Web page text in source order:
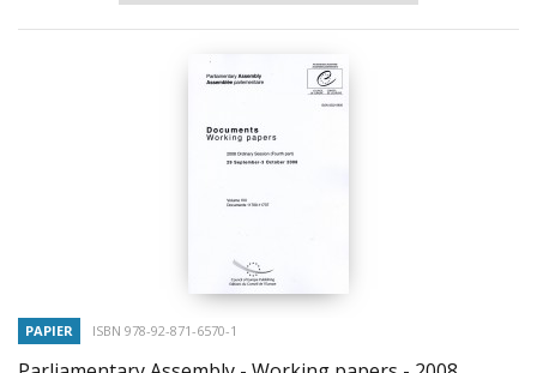
PAPIER ISBN 978-92-871-6570-1